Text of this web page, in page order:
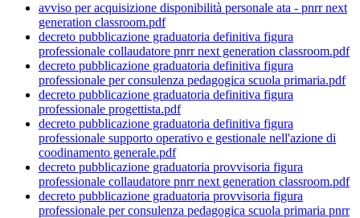
avviso per acquisizione disponibilità personale ata - pnrr next
generation classroom.pdf
decreto pubblicazione graduatoria definitiva figura
professionale collaudatore pnrr next generation classroom.pdf
decreto pubblicazione graduatoria definitiva figura
professionale per consulenza pedagogica scuola primaria.pdf
decreto pubblicazione graduatoria definitiva figura
professionale progettista.pdf
decreto pubblicazione graduatoria definitiva figura
professionale supporto operativo e gestionale nell'azione di
coodinamento generale.pdf
decreto pubblicazione graduatoria provvisoria figura
professionale collaudatore pnrr next generation classroom.pdf
decreto pubblicazione graduatoria provvisoria figura
professionale per consulenza pedagogica scuola primaria pnrr